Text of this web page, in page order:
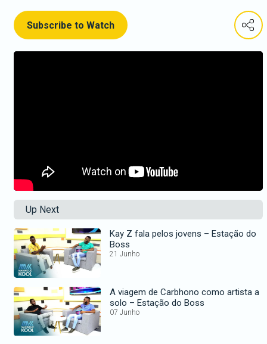
Subscribe to Watch
Up Next
Kay Z fala pelos jovens – Estação do
Boss
21 Junho
A viagem de Carbhono como artista a
solo – Estação do Boss
07 Junho